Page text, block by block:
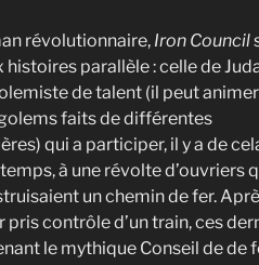
révolutionnaire, Iron Council
histoires parallèle : celle de
de talent (il peut animer
faits de différentes
qui a participer, il y a de
à une révolte d’ouvriers
un chemin de fer.
pris contrôle d’un train, ces
le mythique Conseil de de